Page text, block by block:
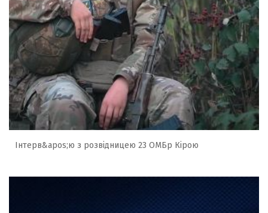
Інтерв&apos;ю з розвідницею 23 ОМБр Кірою